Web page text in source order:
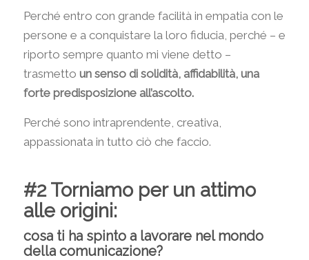
Perché entro con grande facilità in empatia con le
persone e a conquistare la loro fiducia, perché – e
riporto sempre quanto mi viene detto –
trasmetto un senso di solidità, affidabilità, una
forte predisposizione all’ascolto.
Perché sono intraprendente, creativa,
appassionata in tutto ciò che faccio.
#2 Torniamo per un attimo
alle origini:
cosa ti ha spinto a lavorare nel mondo
della comunicazione?